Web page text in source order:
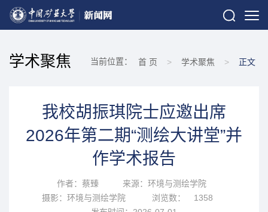
学术聚焦 当前位置： 首 页 > 学术聚焦 > 正文
我校胡振琪院士应邀出席
2026年第二期“测绘大讲堂”并
作学术报告
作者：蔡臻
来源：环境与测绘学院
摄影：环境与测绘学院
浏览数：
1358